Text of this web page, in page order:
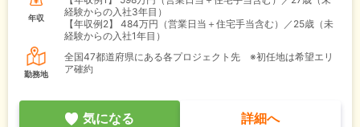
年収
経験からの入社3年目）
【年収例2】
484万円（営業日当＋住宅手当含む）／25歳（未
経験からの入社1年目）
勤務地
全国47都道府県にある各プロジェクト先 ※初任地は希望エリ
ア確約
気になる 詳細へ